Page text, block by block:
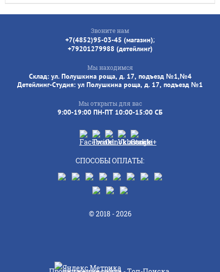
Звоните нам
+7(4852)95-03-45 (магазин);
+79201279988 (детейлинг)
Мы находимся
Склад: ул. Полушкина роща, д. 17, подъезд №1,№4
Детейлинг-Студия: ул Полушкина роща, д. 17, подъезд №1
Мы открыты для вас
9:00-19:00 ПН-ПТ 10:00-15:00 СБ
СПОСОБЫ ОПЛАТЫ:
© 2018 - 2026